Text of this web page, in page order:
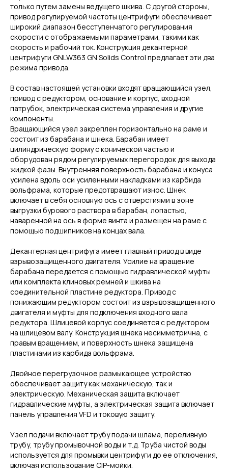
только путем замены ведущего шкива. С другой стороны,
привод регулируемой частоты центрифуги обеспечивает
широкий диапазон бесступенчатого регулирования
скорости с отображаемыми параметрами, такими как
скорость и рабочий ток. Конструкция декантерной
центрифуги GNLW363 GN Solids Control предлагает эти два
режима привода.
В состав настоящей установки входят вращающийся узел,
привод с редуктором, основание и корпус, входной
патрубок, электрическая система управления и другие
компоненты.
Вращающийся узел закреплен горизонтально на раме и
состоит из барабана и шнека. Барабан имеет
цилиндрическую форму с конической частью и
оборудован рядом регулируемых перегородок для выхода
жидкой фазы. Внутренняя поверхность барабана и конуса
усилена вдоль оси усиленными накладками из карбида
вольфрама, которые предотвращают износ. Шнек
включает в себя основную ось с отверстиями в зоне
выгрузки бурового раствора в барабан, лопастью,
наваренной на ось в форме винта и размещен на раме с
помощью подшипников на концах вала.
Декантерная центрифуга имеет главный привод в виде
взрывозащищенного двигателя. Усилие на вращение
барабана передается с помощью гидравлической муфты
или комплекта клиновых ремней и шкива на
соединительной пластине редуктора. Привод с
понижающим редуктором состоит из взрывозащищенного
двигателя и муфты для подключения входного вала
редуктора. Шлицевой корпус соединяется с редуктором
на шлицевом валу. Конструкция шнека несимметрична, с
правым вращением, и поверхность шнека защищена
пластинами из карбида вольфрама.
Двойное перегрузочное размыкающее устройство
обеспечивает защиту как механическую, так и
электрическую. Механическая защита включает
гидравлические муфты, а электрическая защита включает
панель управления VFD и токовую защиту.
Узел подачи включает трубу подачи шлама, переливную
трубу, трубу промывочной воды и т.д. Труба чистой воды
используется для промывки центрифуги до ее отключения,
включая использование CIP-мойки.